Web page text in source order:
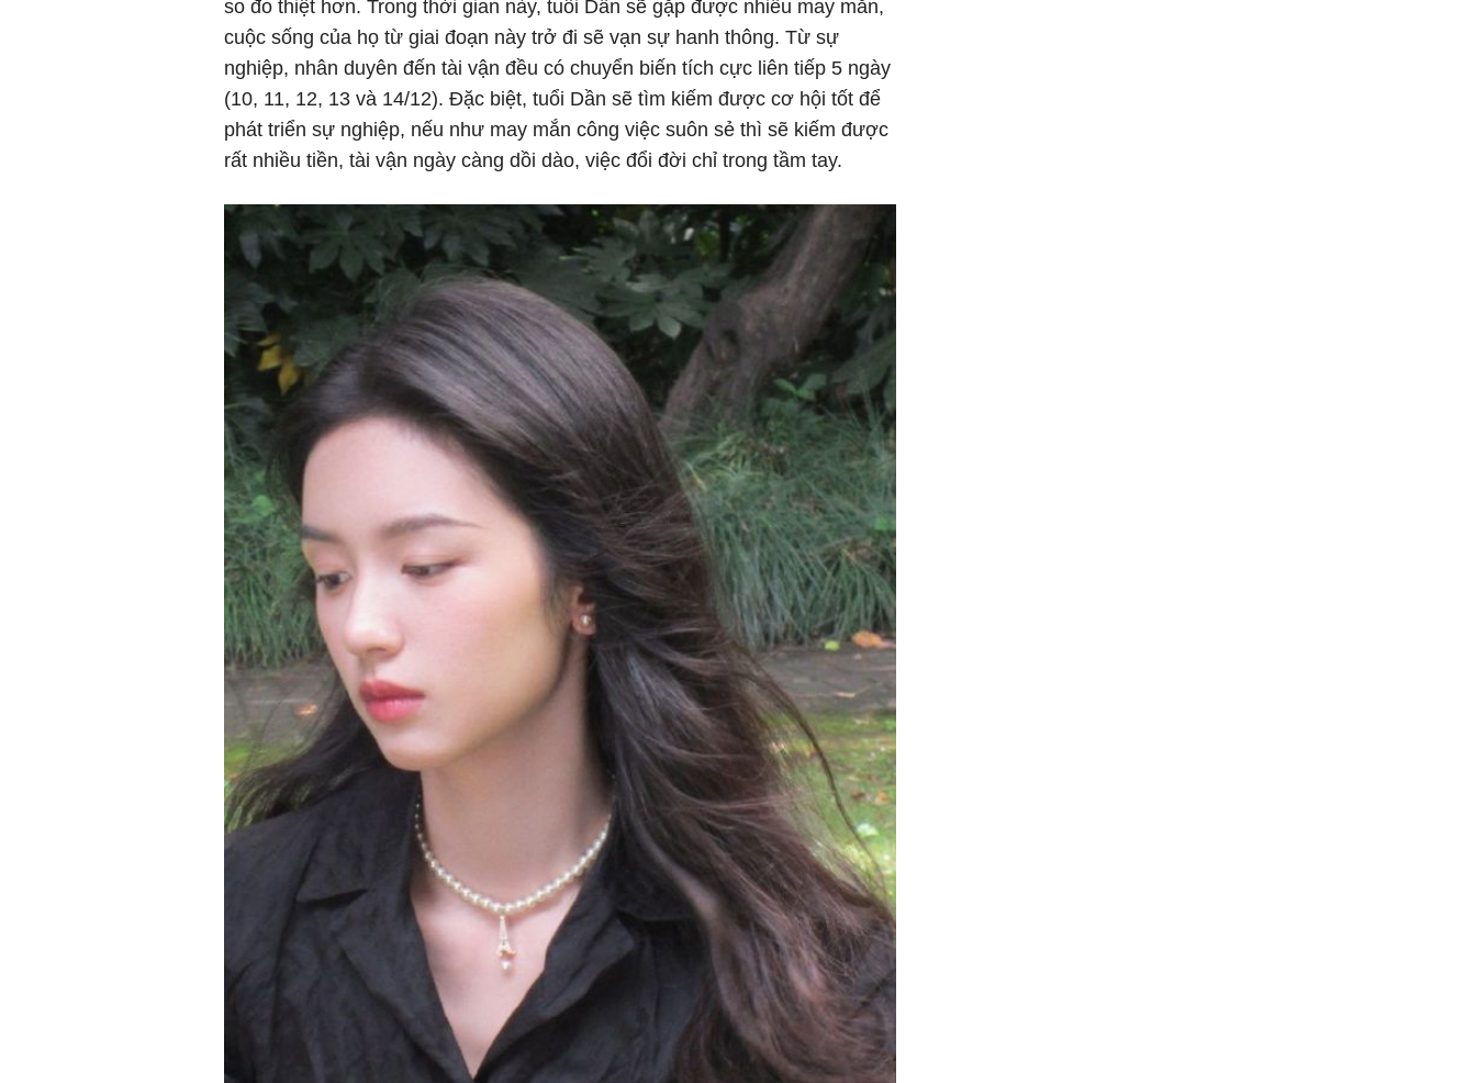
so đo thiệt hơn. Trong thời gian này, tuổi Dần sẽ gặp được nhiều may mắn,
cuộc sống của họ từ giai đoạn này trở đi sẽ vạn sự hanh thông. Từ sự
nghiệp, nhân duyên đến tài vận đều có chuyển biến tích cực liên tiếp 5 ngày
(10, 11, 12, 13 và 14/12). Đặc biệt, tuổi Dần sẽ tìm kiếm được cơ hội tốt để
phát triển sự nghiệp, nếu như may mắn công việc suôn sẻ thì sẽ kiếm được
rất nhiều tiền, tài vận ngày càng dồi dào, việc đổi đời chỉ trong tầm tay.